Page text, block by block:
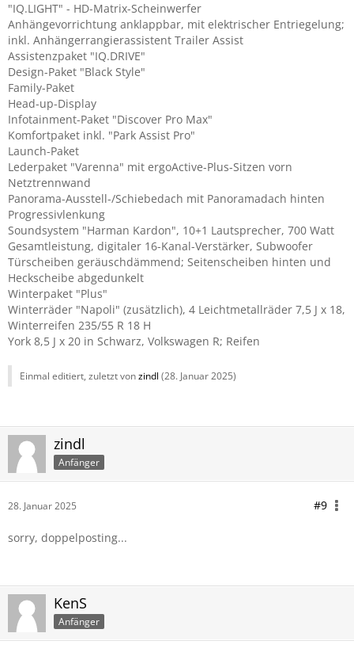
"IQ.LIGHT" - HD-Matrix-Scheinwerfer
Anhängevorrichtung anklappbar, mit elektrischer Entriegelung;
inkl. Anhängerrangierassistent Trailer Assist
Assistenzpaket "IQ.DRIVE"
Design-Paket "Black Style"
Family-Paket
Head-up-Display
Infotainment-Paket "Discover Pro Max"
Komfortpaket inkl. "Park Assist Pro"
Launch-Paket
Lederpaket "Varenna" mit ergoActive-Plus-Sitzen vorn
Netztrennwand
Panorama-Ausstell-/Schiebedach mit Panoramadach hinten
Progressivlenkung
Soundsystem "Harman Kardon", 10+1 Lautsprecher, 700 Watt
Gesamtleistung, digitaler 16-Kanal-Verstärker, Subwoofer
Türscheiben geräuschdämmend; Seitenscheiben hinten und
Heckscheibe abgedunkelt
Winterpaket "Plus"
Winterräder "Napoli" (zusätzlich), 4 Leichtmetallräder 7,5 J x 18,
Winterreifen 235/55 R 18 H
York 8,5 J x 20 in Schwarz, Volkswagen R; Reifen
Einmal editiert, zuletzt vonzindl (28. Januar 2025)
zindl
Anfänger
28. Januar 2025 #9
sorry, doppelposting...
KenS
Anfänger